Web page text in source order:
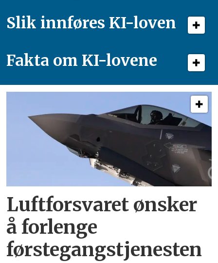
Slik innføres KI-loven
Fakta om KI-lovene
Luftforsvaret ønsker
å forlenge
førstegangstjenesten